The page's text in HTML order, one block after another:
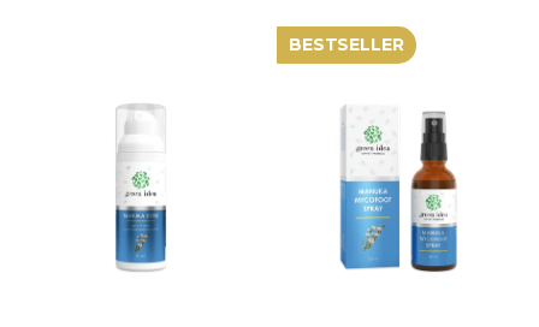
BESTSELLER